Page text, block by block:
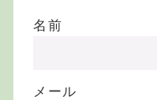
名前
メール